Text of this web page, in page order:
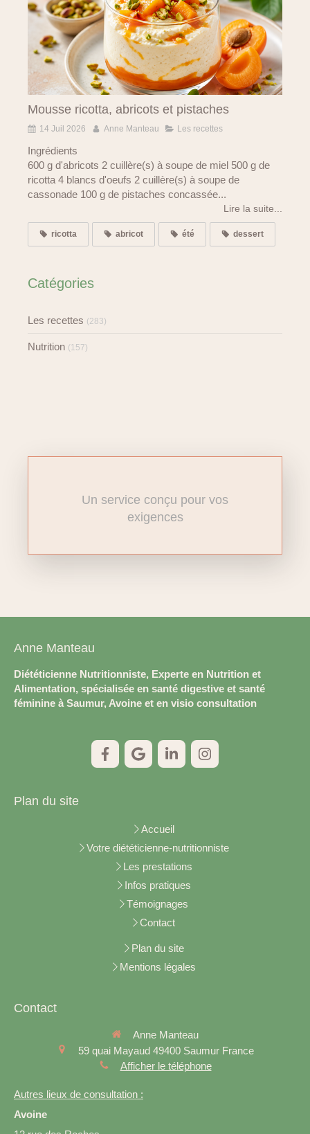
Mousse ricotta, abricots et pistaches
14 Juil 2026 Anne Manteau Les recettes
Ingrédients
600 g d'abricots 2 cuillère(s) à soupe de miel 500 g de
ricotta 4 blancs d'oeufs 2 cuillère(s) à soupe de
cassonade 100 g de pistaches concassée...
Lire la suite...
ricotta abricot été dessert
Catégories
Les recettes (283)
Nutrition (157)
Un service conçu pour vos
exigences
Anne Manteau
Diététicienne Nutritionniste, Experte en Nutrition et
Alimentation, spécialisée en santé digestive et santé
féminine à Saumur, Avoine et en visio consultation
Plan du site
Accueil
Votre diététicienne-nutritionniste
Les prestations
Infos pratiques
Témoignages
Contact
Plan du site
Mentions légales
Contact
Anne Manteau
59 quai Mayaud 49400 Saumur France
Afficher le téléphone
Autres lieux de consultation :
Avoine